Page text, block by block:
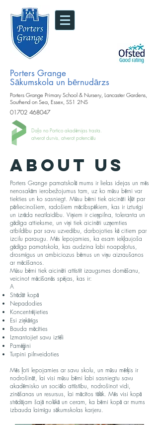
Porters Grange
Sākumskola un bērnudārzs
Porters Grange Primary School & Nursery, Lancaster Gardens,
Southend on Sea, Essex, SS1 2NS
01702 468047
Daļa no Portico akadēmijas trasta.
atverot durvis, atverot potenciālu
About Us
Porters Grange pamatskolā mums ir lielas idejas un mēs
nenosakām ierobežojumus tam, uz ko mūsu bērni var
tiekties un ko sasniegt. Mūsu bērni tiek aicināti kļūt par
pārliecinošiem, radošiem mācībspēkiem, kas ir izturīgi
un izrāda neatlaidību. Viņiem ir cieņpilna, toleranta un
gādīga attieksme, un viņi tiek aicināti uzņemties
atbildību par savu uzvedību, darbojoties kā citiem par
izcilu paraugu. Mēs lepojamies, ka esam iekļaujoša
gādīga pamatskola, kas audzina labi noapaļotus,
drosmīgus un ambiciozus bērnus un viņu aizraušanos
ar mācīšanos.
Mūsu bērni tiek aicināti attīstīt izaugsmes domāšanu,
veicinot mācīšanās spējas, kas ir:
A
Strādāt kopā
Nepadodies
Koncentrējieties
Esi ziņkārīgs
Bauda mācīties
Izmantojiet savu iztēli
Pamēģini
Turpini pilnveidoties
Mēs ļoti lepojamies ar savu skolu, un mūsu mērķis ir
nodrošināt, lai visi mūsu bērni labi sasniegtu savu
akadēmisko un sociālo attīstību, nodrošinot vidi,
zināšanas un resursus, lai mācītos tālāk. Mēs visi kopā
strādājam šajā nolūkā un ceram, ka bērni kopā ar mums
izbauda laimīgu sākumskolas karjeru.